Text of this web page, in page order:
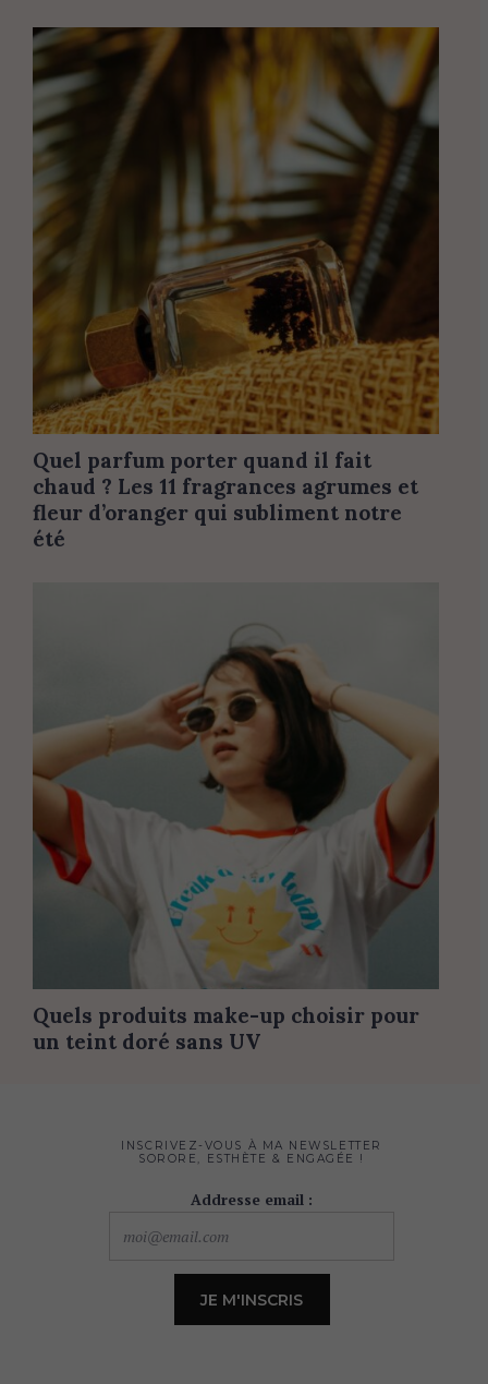
Quel parfum porter quand il fait
chaud ? Les 11 fragrances agrumes et
fleur d’oranger qui subliment notre
été
Quels produits make-up choisir pour
un teint doré sans UV
INSCRIVEZ-VOUS À MA NEWSLETTER
SORORE, ESTHÈTE & ENGAGÉE !
Addresse email :